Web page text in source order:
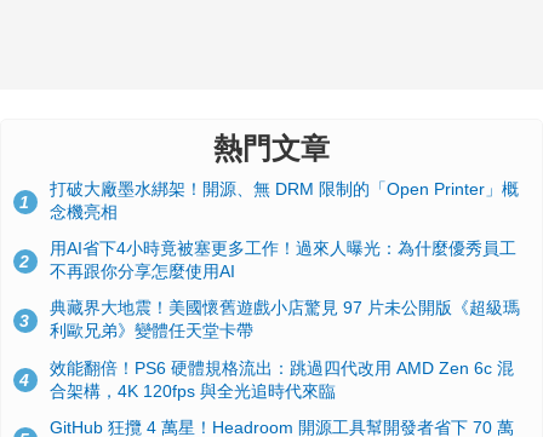
熱門文章
1
打破大廠墨水綁架！開源、無 DRM 限制的「Open Printer」概
念機亮相
2
用AI省下4小時竟被塞更多工作！過來人曝光：為什麼優秀員工
不再跟你分享怎麼使用AI
3
典藏界大地震！美國懷舊遊戲小店驚見 97 片未公開版《超級瑪
利歐兄弟》變體任天堂卡帶
4
效能翻倍！PS6 硬體規格流出：跳過四代改用 AMD Zen 6c 混
合架構，4K 120fps 與全光追時代來臨
GitHub 狂攬 4 萬星！Headroom 開源工具幫開發者省下 70 萬